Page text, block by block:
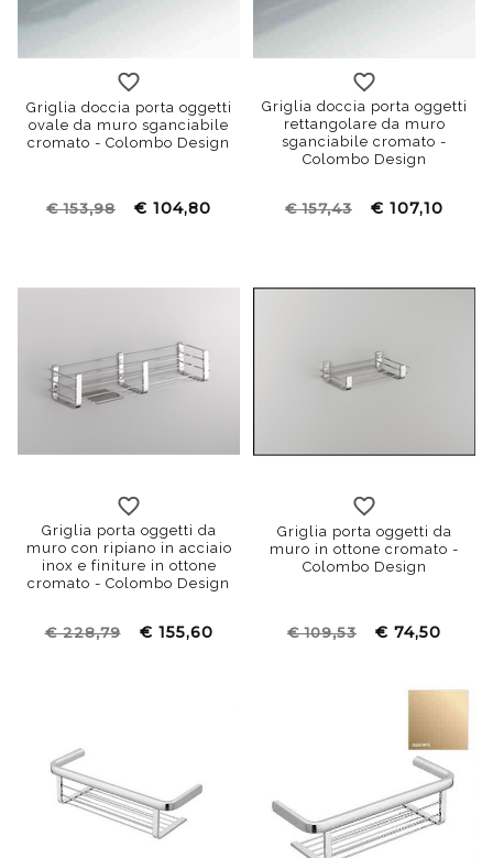
Griglia doccia porta oggetti
ovale da muro sganciabile
cromato - Colombo Design
€ 153,98 € 104,80
Griglia doccia porta oggetti
rettangolare da muro
sganciabile cromato -
Colombo Design
€ 157,43 € 107,10
Griglia porta oggetti da
muro con ripiano in acciaio
inox e finiture in ottone
cromato - Colombo Design
€ 228,79 € 155,60
Griglia porta oggetti da
muro in ottone cromato -
Colombo Design
€ 109,53 € 74,50